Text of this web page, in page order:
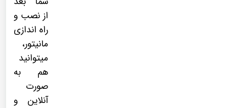
از نصب و
راه اندازی
مانیتور،
میتوانید
هم به
صورت
آنلاین و